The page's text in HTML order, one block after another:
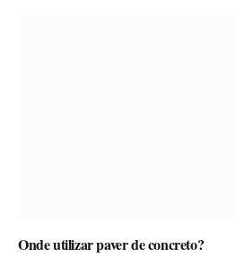
Onde utilizar paver de concreto?